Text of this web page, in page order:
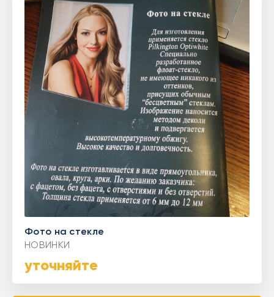
Фото на стекле
НОВИНКИ
уточняйте